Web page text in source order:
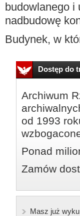
budowlanego i
nadbudowę
Budynek, w
Dostęp do
Archiwum
od 1993
Ponad
Zamów
Masz już